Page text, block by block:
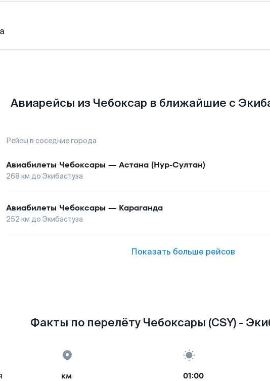
Авиарейсы из Чебоксар в ближайшие с
Рейсы в соседние города
Авиабилеты Чебоксары — Астана (Нур-Султан)
268 км до Экибастуза
Авиабилеты Чебоксары — Караганда
252 км до Экибастуза
Показать больше рейсов
Факты по перелёту Чебоксары (CSY) -
км 01:00